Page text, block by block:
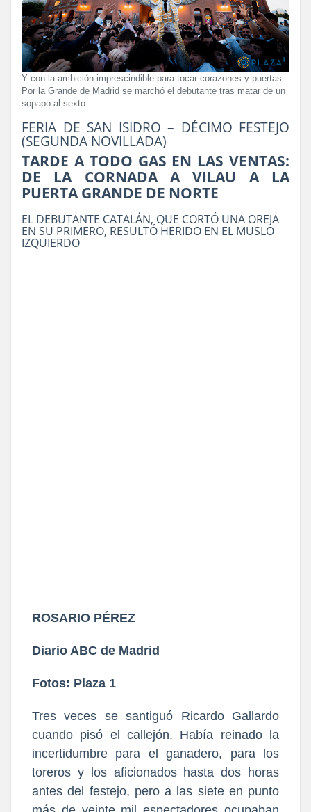
Y con la ambición imprescindible para tocar corazones y puertas.
Por la Grande de Madrid se marchó el debutante tras matar de un
sopapo al sexto
FERIA DE SAN ISIDRO – DÉCIMO FESTEJO
(SEGUNDA NOVILLADA)
TARDE A TODO GAS EN LAS VENTAS:
DE LA CORNADA A VILAU A LA
PUERTA GRANDE DE NORTE
EL DEBUTANTE CATALÁN, QUE CORTÓ UNA OREJA
EN SU PRIMERO, RESULTÓ HERIDO EN EL MUSLO
IZQUIERDO
ROSARIO PÉREZ
Diario ABC de Madrid
Fotos: Plaza 1
Tres veces se santiguó Ricardo Gallardo
cuando pisó el callejón. Había reinado la
incertidumbre para el ganadero, para los
toreros y los aficionados hasta dos horas
antes del festejo, pero a las siete en punto